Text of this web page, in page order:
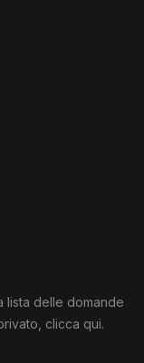
lista delle domande
clicca qui.